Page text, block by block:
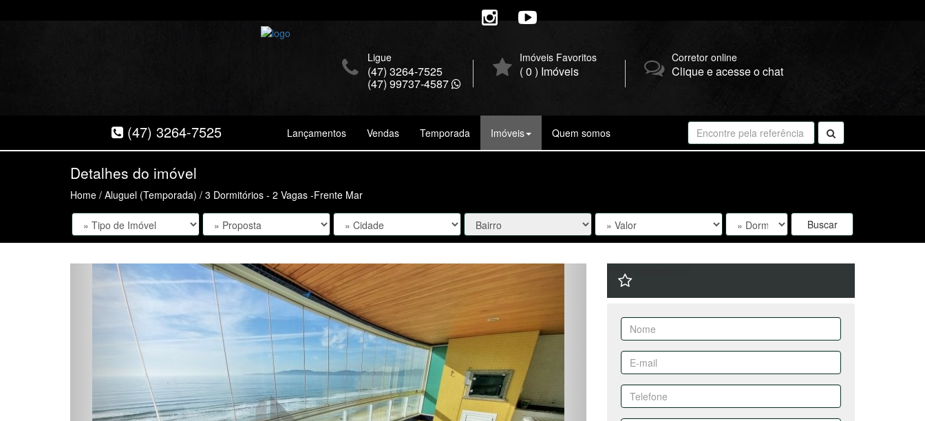
Ligue
(47) 3264-7525
(47) 99737-4587
Imóveis Favoritos
(0 ) Imóveis
Corretor online
Clique e acesse o chat
(47) 3264-7525 Lançamentos Vendas Temporada Imóveis Quem somos
Detalhes do imóvel
Home / Aluguel (Temporada) / 3 Dormitórios - 2 Vagas -Frente Mar
Buscar
Anterior Próxima Ficou interessado?